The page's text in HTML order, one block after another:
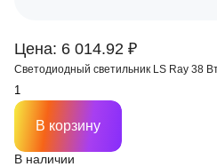
Цена: 6 014.92 ₽
Светодиодный светильник LS Ray 38
В наличии
В корзину